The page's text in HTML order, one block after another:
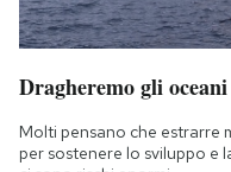
Dragheremo gli oceani
Molti pensano che estrarre
per sostenere lo sviluppo e